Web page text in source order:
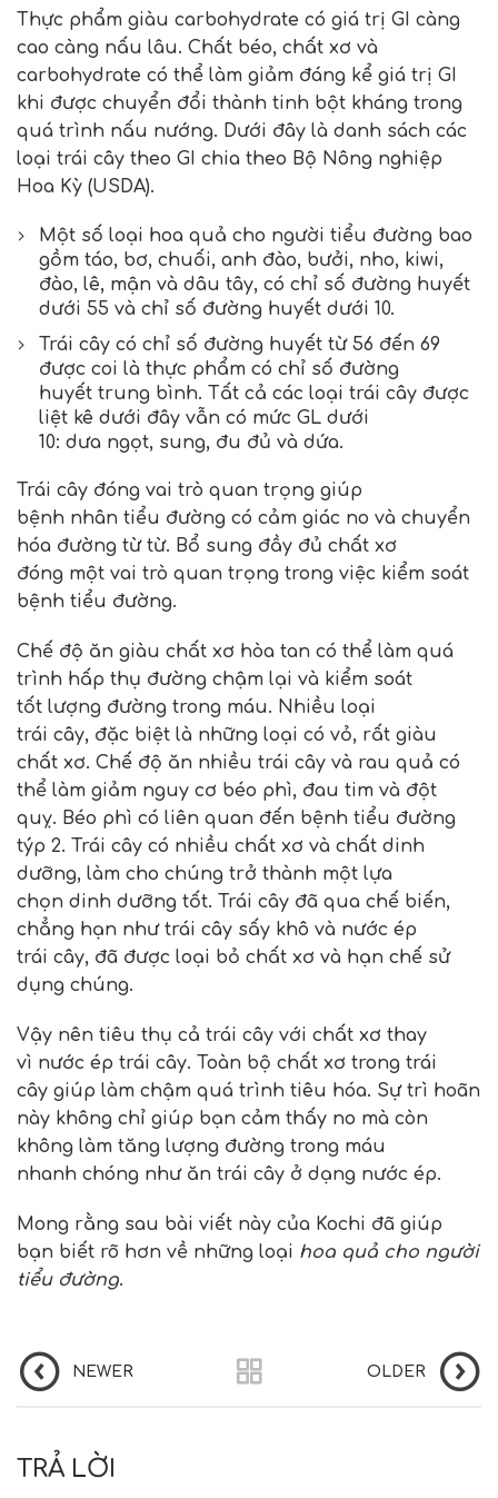
Thực phẩm giàu carbohydrate có giá trị GI càng
cao càng nấu lâu. Chất béo, chất xơ và
carbohydrate có thể làm giảm đáng kể giá trị GI
khi được chuyển đổi thành tinh bột kháng trong
quá trình nấu nướng. Dưới đây là danh sách các
loại trái cây theo GI chia theo Bộ Nông nghiệp
Hoa Kỳ (USDA).
Một số loại hoa quả cho người tiểu đường bao
gồm táo, bơ, chuối, anh đào, bưởi, nho, kiwi,
đào, lê, mận và dâu tây, có chỉ số đường huyết
dưới 55 và chỉ số đường huyết dưới 10.
Trái cây có chỉ số đường huyết từ 56 đến 69
được coi là thực phẩm có chỉ số đường
huyết trung bình. Tất cả các loại trái cây được
liệt kê dưới đây vẫn có mức GL dưới
10: dưa ngọt, sung, đu đủ và dứa.
Trái cây đóng vai trò quan trọng giúp
bệnh nhân tiểu đường có cảm giác no và chuyển
hóa đường từ từ. Bổ sung đầy đủ chất xơ
đóng một vai trò quan trọng trong việc kiểm soát
bệnh tiểu đường.
Chế độ ăn giàu chất xơ hòa tan có thể làm quá
trình hấp thụ đường chậm lại và kiểm soát
tốt lượng đường trong máu. Nhiều loại
trái cây, đặc biệt là những loại có vỏ, rất giàu
chất xơ. Chế độ ăn nhiều trái cây và rau quả có
thể làm giảm nguy cơ béo phì, đau tim và đột
quỵ. Béo phì có liên quan đến bệnh tiểu đường
týp 2. Trái cây có nhiều chất xơ và chất dinh
dưỡng, làm cho chúng trở thành một lựa
chọn dinh dưỡng tốt. Trái cây đã qua chế biến,
chẳng hạn như trái cây sấy khô và nước ép
trái cây, đã được loại bỏ chất xơ và hạn chế sử
dụng chúng.
Vậy nên tiêu thụ cả trái cây với chất xơ thay
vì nước ép trái cây. Toàn bộ chất xơ trong trái
cây giúp làm chậm quá trình tiêu hóa. Sự trì hoãn
này không chỉ giúp bạn cảm thấy no mà còn
không làm tăng lượng đường trong máu
nhanh chóng như ăn trái cây ở dạng nước ép.
Mong rằng sau bài viết này của Kochi đã giúp
bạn biết rõ hơn về những loại hoa quả cho người
tiểu đường.
NEWER OLDER
TRẢ LỜI